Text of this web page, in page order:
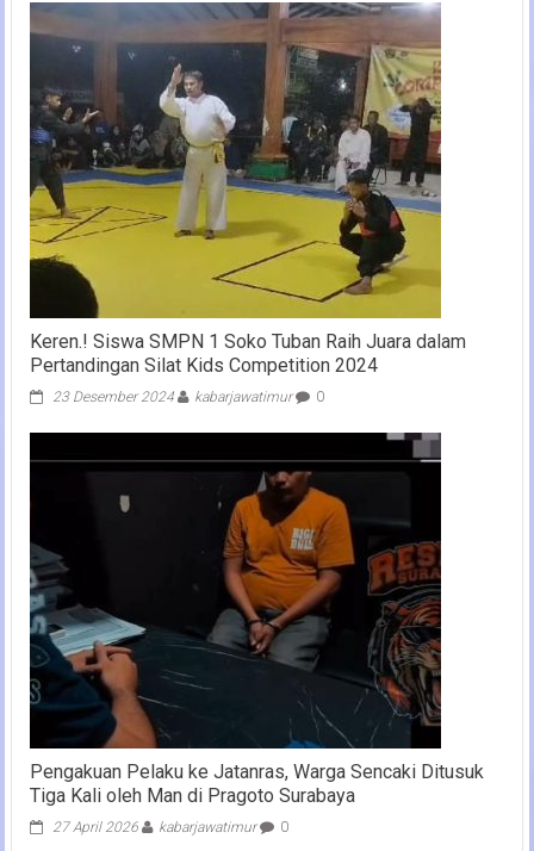
Keren.! Siswa SMPN 1 Soko Tuban Raih Juara dalam
Pertandingan Silat Kids Competition 2024
23 Desember 2024 kabarjawatimur 0
Pengakuan Pelaku ke Jatanras, Warga Sencaki Ditusuk
Tiga Kali oleh Man di Pragoto Surabaya
27 April 2026 kabarjawatimur 0